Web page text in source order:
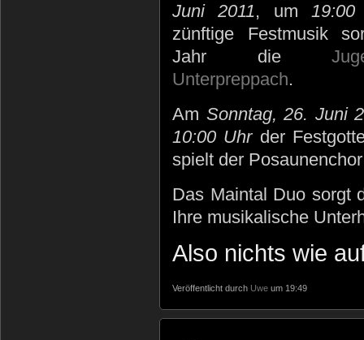
Juni 2011, um
zünftige Festmusik
Jahr die
Unterpreppach.
Am Sonntag, 26. Juni
10:00 Uhrder
spielt der
Das Maintal Duo sorgt
Ihre musikalische
Also nichts wie
Veröffentlicht durch Uwe um 19:49